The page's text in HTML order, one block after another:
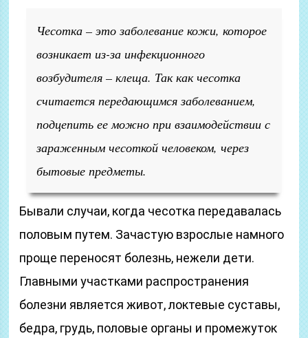
Чесотка – это заболевание кожи, которое
возникает из-за инфекционного
возбудителя – клеща. Так как чесотка
считается передающимся заболеванием,
подцепить ее можно при взаимодействии с
зараженным чесоткой человеком, через
бытовые предметы.
Бывали случаи, когда чесотка передавалась
половым путем. Зачастую взрослые намного
проще переносят болезнь, нежели дети.
Главными участками распространения
болезни является живот, локтевые суставы,
бедра, грудь, половые органы и промежуток